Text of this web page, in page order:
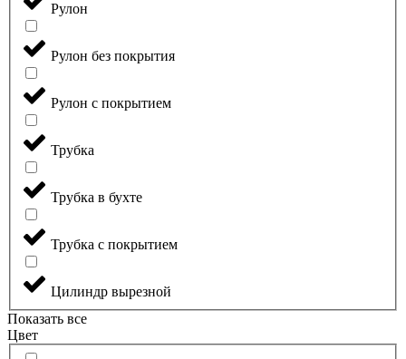
Рулон
Рулон без покрытия
Рулон с покрытием
Трубка
Трубка в бухте
Трубка с покрытием
Цилиндр вырезной
Показать все
Цвет